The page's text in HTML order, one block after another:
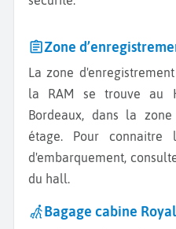
Zone
La zone d'enregistrement et de dépôts bagages de
la RAM se trouve au
Bordeaux, dans la
étage. Pour
d'embarquement,
du hall.
Bagage cabine